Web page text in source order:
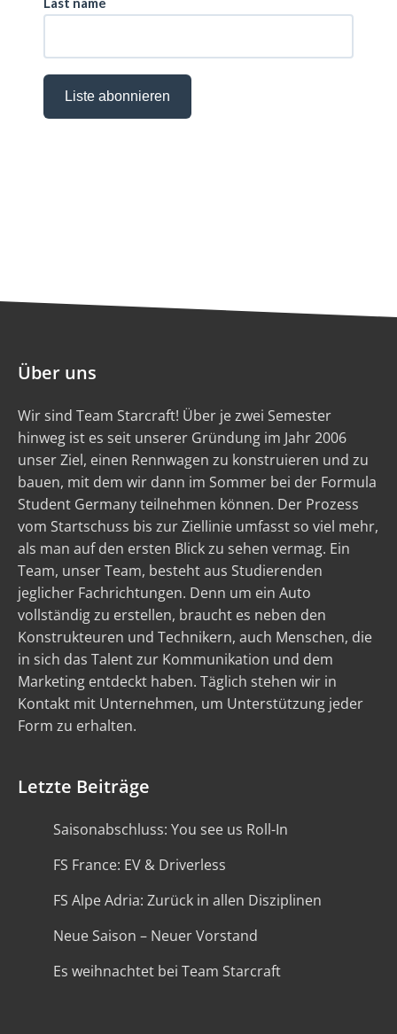
Über uns
Wir sind Team Starcraft! Über je zwei Semester
hinweg ist es seit unserer Gründung im Jahr 2006
unser Ziel, einen Rennwagen zu konstruieren und zu
bauen, mit dem wir dann im Sommer bei der Formula
Student Germany teilnehmen können. Der Prozess
vom Startschuss bis zur Ziellinie umfasst so viel mehr,
als man auf den ersten Blick zu sehen vermag. Ein
Team, unser Team, besteht aus Studierenden
jeglicher Fachrichtungen. Denn um ein Auto
vollständig zu erstellen, braucht es neben den
Konstrukteuren und Technikern, auch Menschen, die
in sich das Talent zur Kommunikation und dem
Marketing entdeckt haben. Täglich stehen wir in
Kontakt mit Unternehmen, um Unterstützung jeder
Form zu erhalten.
Letzte Beiträge
Saisonabschluss: You see us Roll-In
FS France: EV & Driverless
FS Alpe Adria: Zurück in allen Disziplinen
Neue Saison – Neuer Vorstand
Es weihnachtet bei Team Starcraft